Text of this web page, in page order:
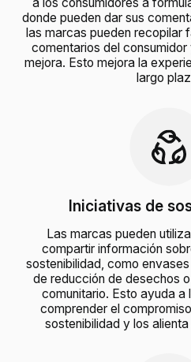
donde pueden dar sus
las marcas pueden recopilar
comentarios del
mejora. Esto mejora la
largo
Iniciativas de
Las marcas pueden
compartir información
sostenibilidad, como
de reducción de desechos
comunitario. Esto ayuda a
comprender el
sostenibilidad y los